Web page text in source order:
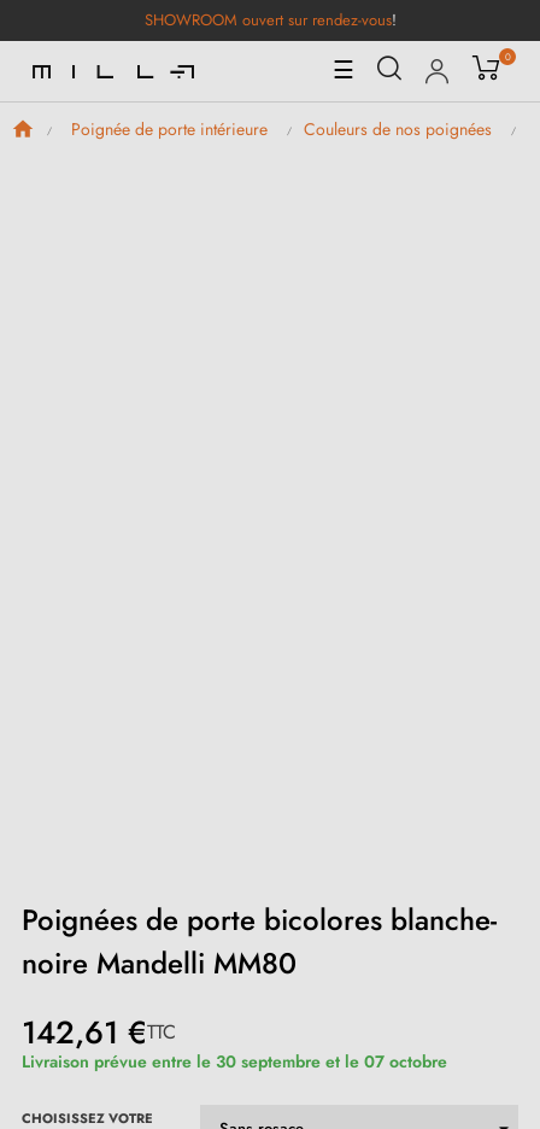
SHOWROOM ouvert sur rendez-vous!
Basculer
la
navigation
☰ 0
Poignée de porte intérieure Couleurs de nos poignées
Poignées de porte bicolores blanche-
noire Mandelli MM80
142,61 €TTC
Livraison prévue entre le 30 septembre et le 07 octobre
CHOISISSEZ VOTRE